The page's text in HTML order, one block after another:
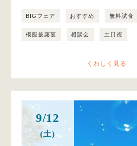
BIGフェア おすすめ 無料試食
模擬披露宴 相談会 土日祝
くわしく見る
9/12
(土)